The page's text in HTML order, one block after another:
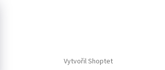
Vytvořil Shoptet